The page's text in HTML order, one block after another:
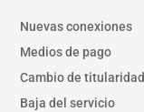
Nuevas conexiones
Medios de pago
Cambio de titularidad
Baja del servicio